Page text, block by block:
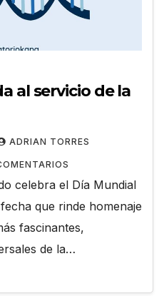
al servicio de la
ADRIAN TORRES
celebra el Día Mundial
que rinde homenaje
fascinantes,
de la…